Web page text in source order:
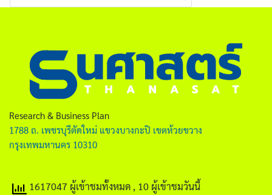
ไทย
English
for:
Research & Business Plan
1788 ถ. เพชรบุรีตัดใหม่ แขวงบางกะปิ เขตห้วยขวาง
กรุงเทพมหานคร 10310
1617047 ผู้เข้าชมทั้งหมด , 10 ผู้เข้าชมวันนี้